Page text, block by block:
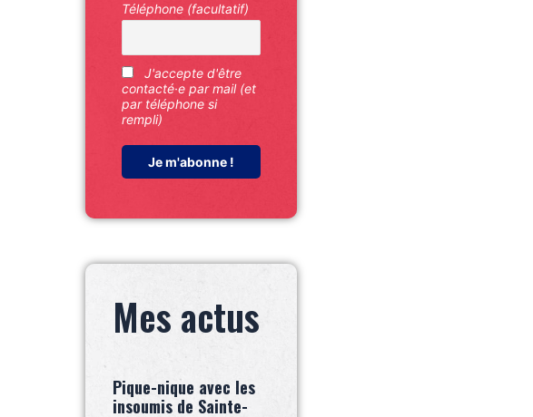
Téléphone (facultatif)
J'accepte d'être
contacté·e par mail (et
par téléphone si
rempli)
Mes actus
Pique-nique avec les
insoumis de Sainte-